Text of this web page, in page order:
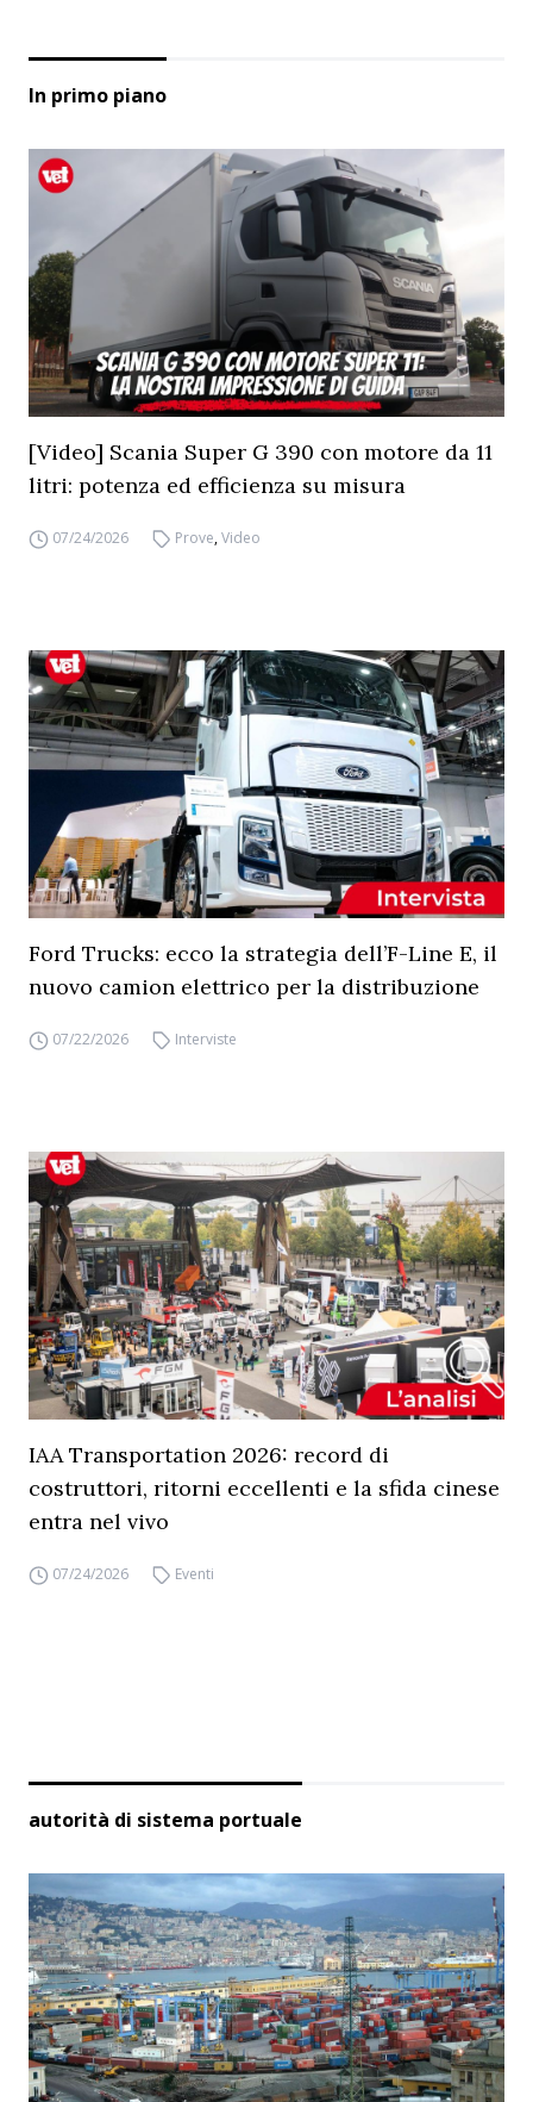
In primo piano
[Video] Scania Super G 390 con motore da 11
litri: potenza ed efficienza su misura
07/24/2026 Prove,Video
Ford Trucks: ecco la strategia dell’F-Line E, il
nuovo camion elettrico per la distribuzione
07/22/2026 Interviste
IAA Transportation 2026: record di
costruttori, ritorni eccellenti e la sfida cinese
entra nel vivo
07/24/2026 Eventi
autorità di sistema portuale